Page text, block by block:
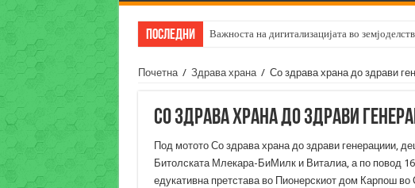
Последни Важноста на дигитализацијата во
Почетна / Здрава храна / Со здрава храна до здрави
Со здрава храна до здрави
Под мотото Со здрава храна до здрави генерациии,
Битолската Млекара-БиМилк и Виталиа, а по повод
едукативна претстава во Пионерскиот дом Карпош во